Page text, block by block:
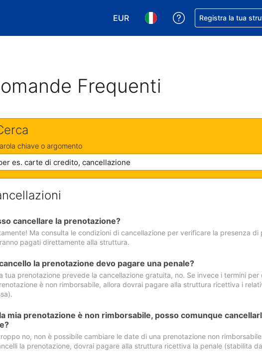
EUR
Scegli la tua valuta. Valuta attuale:
Scegli la tua lingua. Lingua
Ricevi aiuto con la
Registra la tua
Frequenti
chiave o argomento
cancellare la prenotazione?
Ma consulta le condizioni di cancellazione per verificare la presenza di
pagati direttamente alla struttura.
la prenotazione devo pagare una penale?
tua prenotazione prevede la cancellazione gratuita, no. Se invece i termini
è non rimborsabile, allora dovrai pagare alla struttura ricettiva i
mia prenotazione è non rimborsabile, posso comunque
no, non è possibile cambiare le date di una prenotazione non
la prenotazione, dovrai pagare alla struttura ricettiva la penale (stabilita